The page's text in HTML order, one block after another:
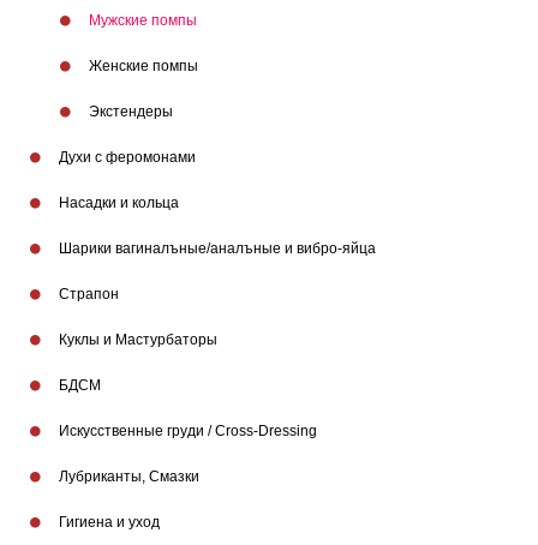
Мужские помпы
Женские помпы
Экстендеры
Духи с феромонами
Насадки и кольца
Шарики вагиналъные/аналъные и вибро-яйца
Страпон
Куклы и Мастурбаторы
БДСМ
Искусственные груди / Cross-Dressing
Лубриканты, Смазки
Гигиена и уход